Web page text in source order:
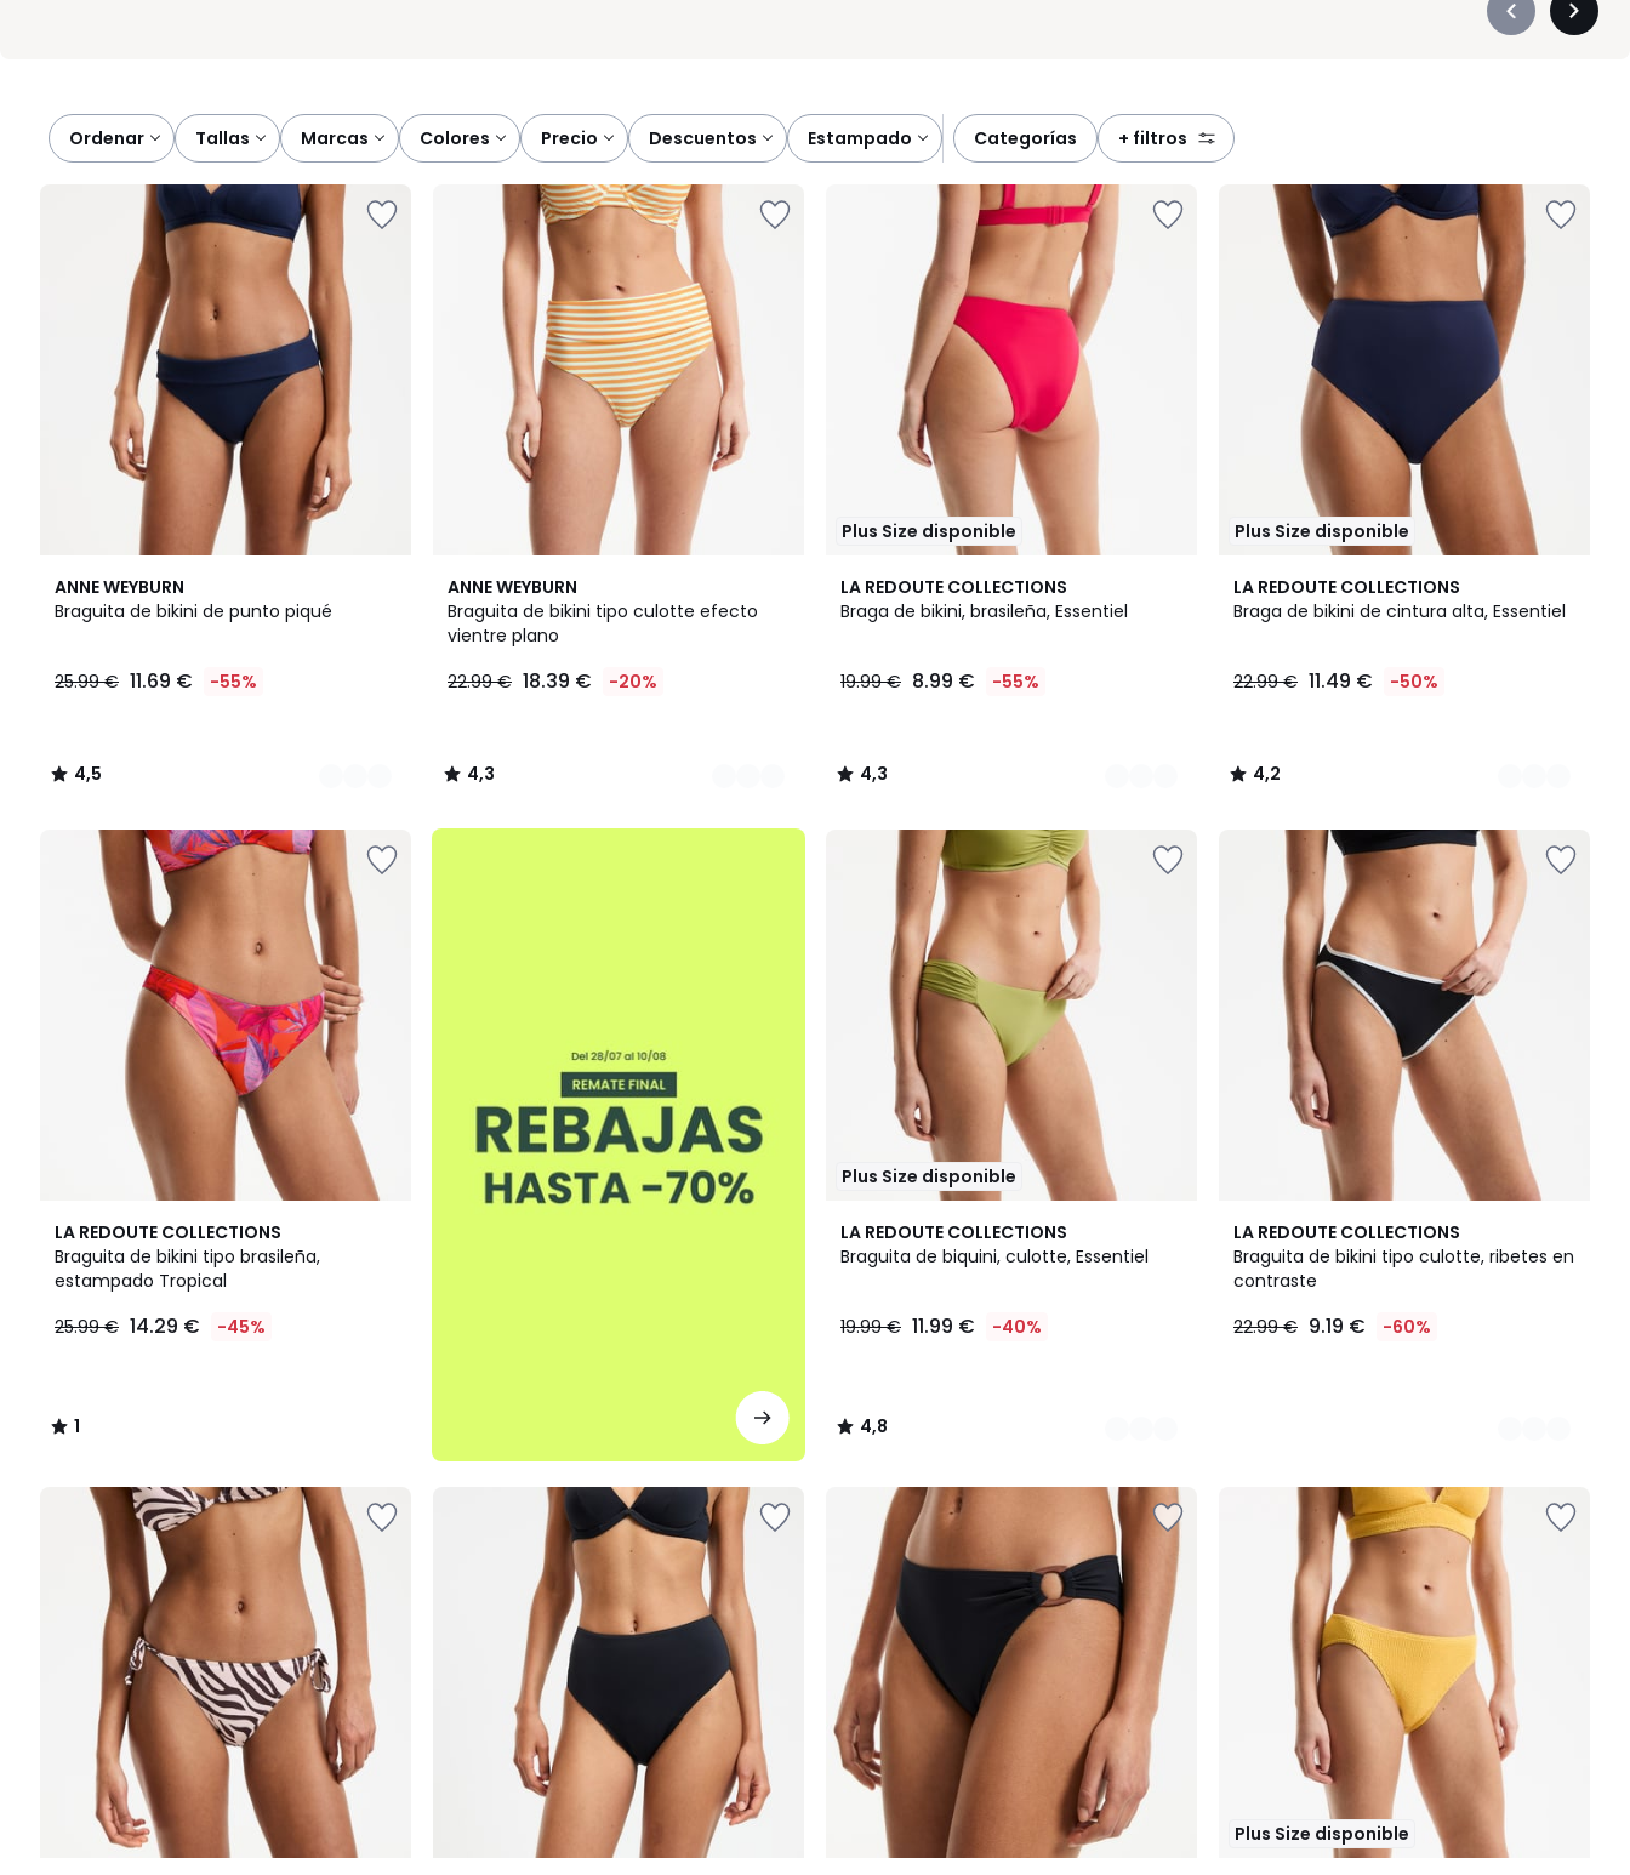
Précédent
Ordenar
tallas marcas colores precio descuentos estampado categorías + filtros
ANNE WEYBURN
Braguita de bikini de punto piqué
€
25.99
descuento
aplicado.
25.99 € 11.69 € -55%
4,5
/ 5
2
Colores
4,5
/
ANNE WEYBURN
Braguita de bikini tipo culotte efecto
vientre plano
22.99 € 18.39 € -20%
4,3
/ 5
2
Colores
4,3
/
Plus Size disponible
LA REDOUTE COLLECTIONS
Braga de bikini, brasileña, Essentiel
19.99 € 8.99 € -55%
4,3
/ 5
2
Colores
4,3
/
Plus Size disponible
LA REDOUTE COLLECTIONS
Braga de bikini de cintura alta, Essentiel
22.99 € 11.49 € -50%
4,2
/ 5
4
Colores
4,2
/
LA REDOUTE COLLECTIONS
Braguita de bikini tipo brasileña,
estampado Tropical
25.99 € 14.29 € -45%
1
/
5
1
/
.
Plus Size disponible
LA REDOUTE COLLECTIONS
Braguita de biquini, culotte, Essentiel
19.99 € 11.99 € -40%
4,8
/ 5
3
Colores
4,8
/
LA REDOUTE COLLECTIONS
Braguita de bikini tipo culotte, ribetes en
contraste
22.99 € 9.19 € -60%
2
Colores
Plus Size disponible